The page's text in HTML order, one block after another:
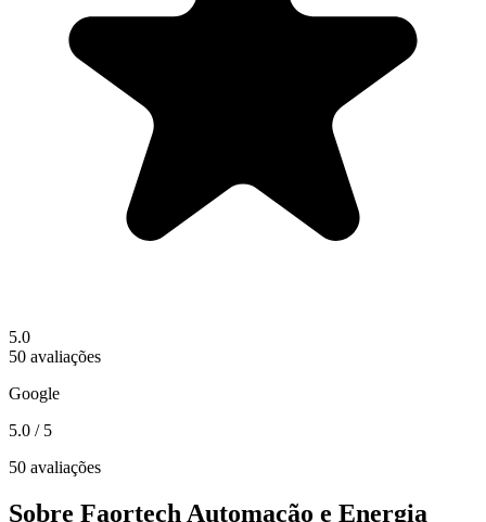
5.0
50 avaliações
Google
5.0 / 5
50 avaliações
Sobre Faortech Automação e Energia